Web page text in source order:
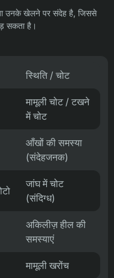
उनके खेलने पर संदेह है, जिससे
सकता है।
स्थिति / चोट
मामूली चोट / टखने
में चोट
आँखों की समस्या
(संदेहजनक)
जांघ में चोट
(संदिग्ध)
अकिलीज़ हील की
समस्याएं
मामूली खरोंच